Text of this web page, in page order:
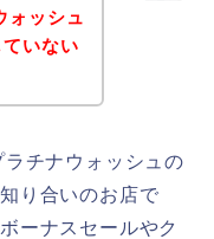
ォッシュ
いない
チナウォッシュの
り合いのお店で
ーナスセールやク